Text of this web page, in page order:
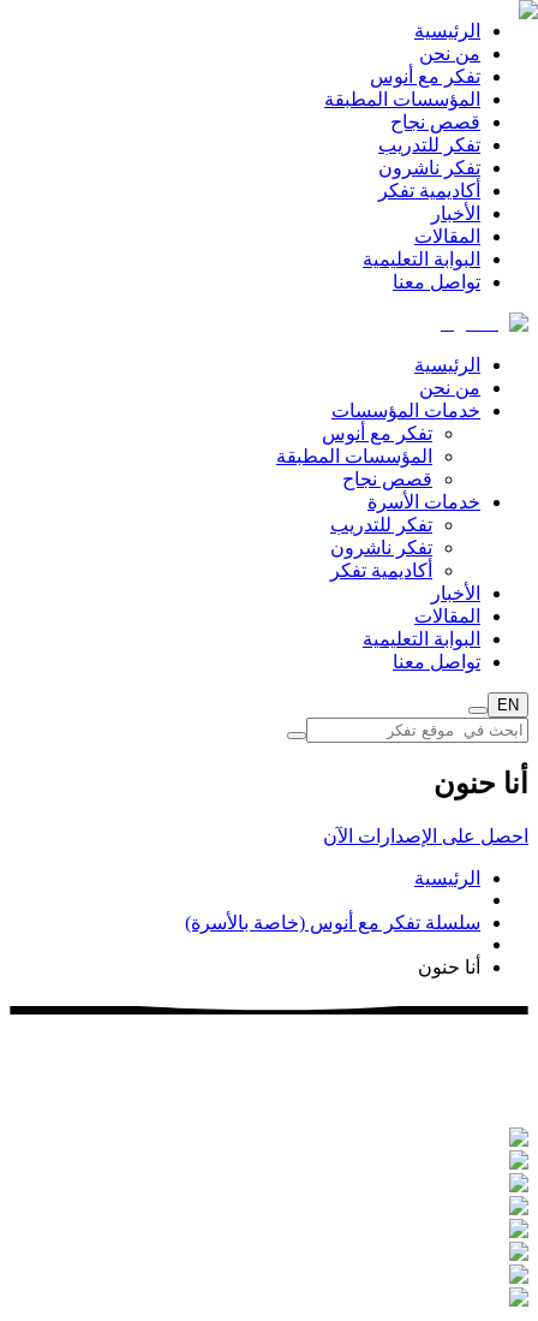
الرئيسية
من نحن
تفكر مع أنوس
المؤسسات المطبقة
قصص نجاح
تفكر للتدريب
تفكر ناشرون
أكاديمية تفكر
الأخبار
المقالات
البوابة التعليمية
تواصل معنا
الرئيسية
من نحن
خدمات المؤسسات
تفكر مع أنوس
المؤسسات المطبقة
قصص نجاح
خدمات الأسرة
تفكر للتدريب
تفكر ناشرون
أكاديمية تفكر
الأخبار
المقالات
البوابة التعليمية
تواصل معنا
EN
أنا حنون
احصل على الإصدارات الآن
الرئيسية
سلسلة تفكر مع أنوس (خاصة بالأسرة)
أنا حنون